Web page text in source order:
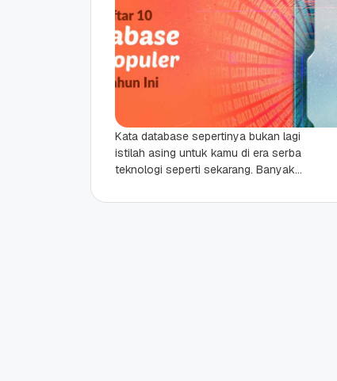
Kata database sepertinya bukan lagi
istilah asing untuk kamu di era serba
teknologi seperti sekarang. Banyak
database, walaupun belum tentu...